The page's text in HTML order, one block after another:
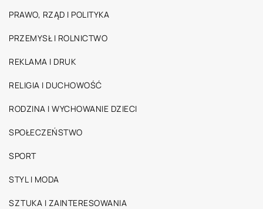
PRAWO, RZĄD I POLITYKA
PRZEMYSŁ I ROLNICTWO
REKLAMA I DRUK
RELIGIA I DUCHOWOŚĆ
RODZINA I WYCHOWANIE DZIECI
SPOŁECZEŃSTWO
SPORT
STYL I MODA
SZTUKA I ZAINTERESOWANIA